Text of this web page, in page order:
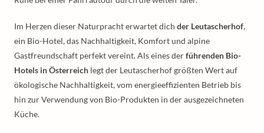
Im Herzen dieser Naturpracht erwartet dich der Leutascherhof,
ein Bio-Hotel, das Nachhaltigkeit, Komfort und alpine
Gastfreundschaft perfekt vereint. Als eines derführenden Bio-
Hotels in Österreich legt der Leutascherhof größten Wert auf
ökologische Nachhaltigkeit, vom energieeffizienten Betrieb bis
hin zur Verwendung von Bio-Produkten in der ausgezeichneten
Küche.